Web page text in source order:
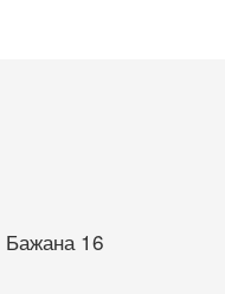
Бажана 16